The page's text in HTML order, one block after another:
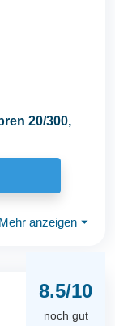
20/300,
Mehr anzeigen ⏷
8.5/10
noch gut